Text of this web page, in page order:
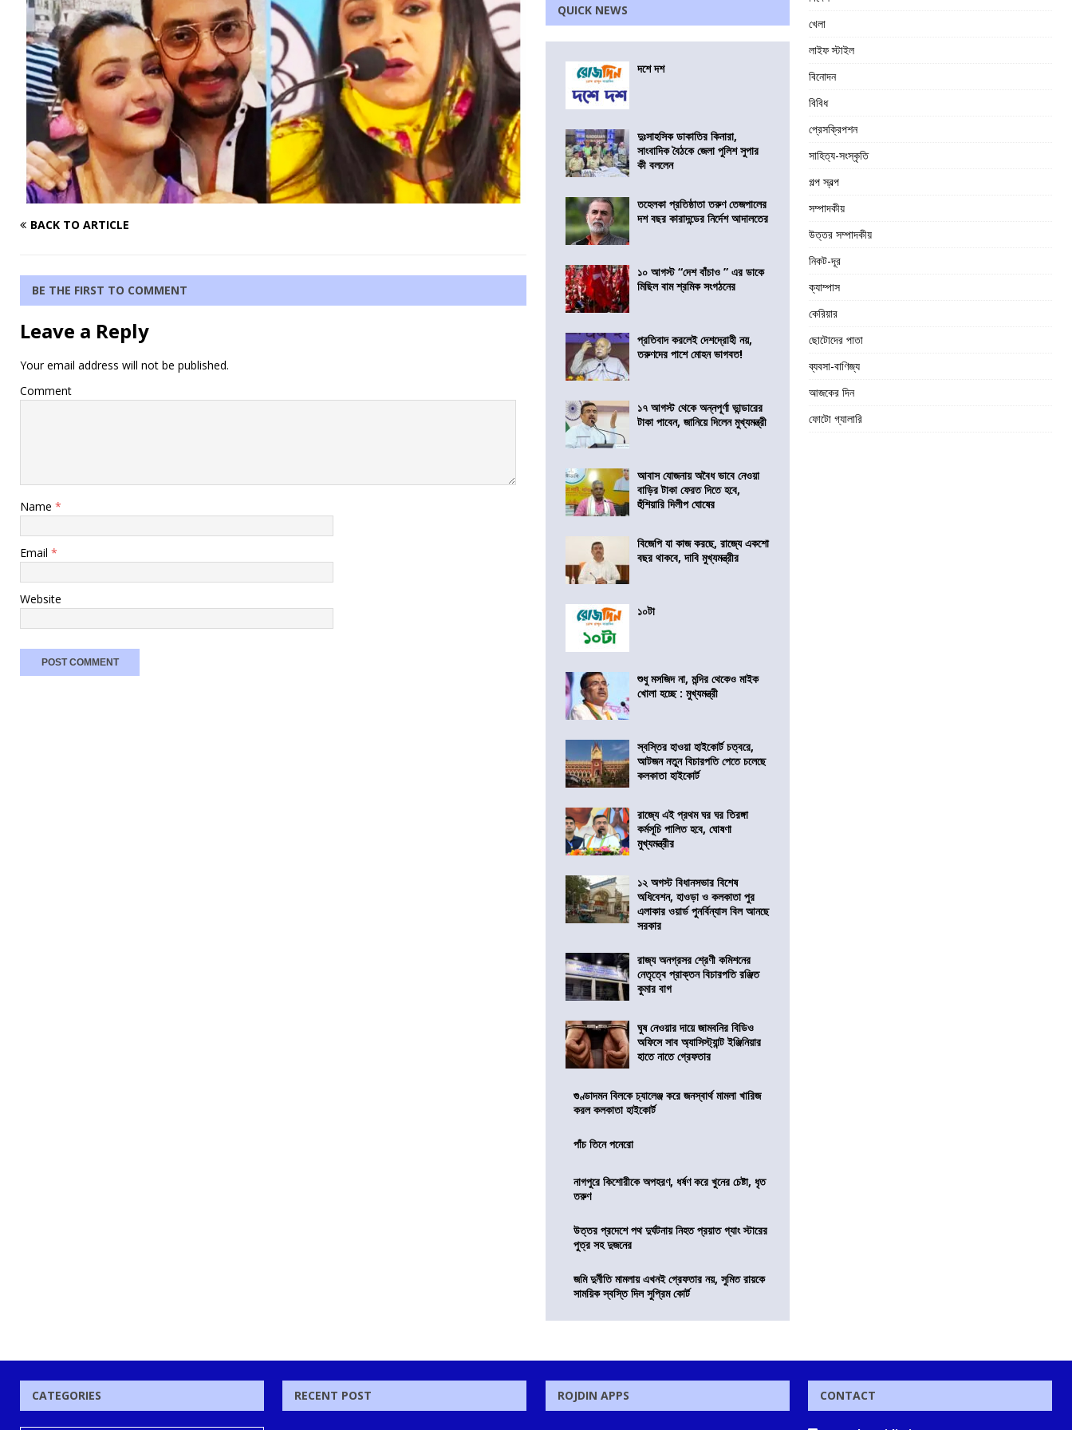
BACK TO ARTICLE
BE THE FIRST TO COMMENT
Leave a Reply
Your email address will not be published.
Comment
Name *
Email *
Website
QUICK NEWS
দশে দশ
দুঃসাহসিক ডাকাতির কিনারা,
সাংবাদিক বৈঠকে জেলা পুলিশ সুপার
কী বললেন
তহেলকা প্রতিষ্ঠাতা তরুণ তেজপালের
দশ বছর কারাদন্ডের নির্দেশ আদালতের
১০ আগস্ট “দেশ বাঁচাও ” এর ডাকে
মিছিল বাম শ্রমিক সংগঠনের
প্রতিবাদ করলেই দেশদ্রোহী নয়,
তরুণদের পাশে মোহন ভাগবত!
১৭ আগস্ট থেকে অন্নপূর্ণা ভান্ডারের
টাকা পাবেন, জানিয়ে দিলেন মুখ্যমন্ত্রী
আবাস যোজনায় অবৈধ ভাবে নেওয়া
বাড়ির টাকা ফেরত দিতে হবে,
হুঁশিয়ারি দিলীপ ঘোষের
বিজেপি যা কাজ করছে, রাজ্যে একশো
বছর থাকবে, দাবি মুখ্যমন্ত্রীর
১০টা
শুধু মসজিদ না, মন্দির থেকেও মাইক
খোলা হচ্ছে : মুখ্যমন্ত্রী
স্বস্তির হাওয়া হাইকোর্ট চত্বরে,
আটজন নতুন বিচারপতি পেতে চলেছে
কলকাতা হাইকোর্ট
রাজ্যে এই প্রথম ঘর ঘর তিরঙ্গা
কর্মসূচি পালিত হবে, ঘোষণা
মুখ্যমন্ত্রীর
১২ অগস্ট বিধানসভার বিশেষ
অধিবেশন, হাওড়া ও কলকাতা পুর
এলাকার ওয়ার্ড পুনর্বিন্যাস বিল আনছে
সরকার
রাজ্য অনগ্রসর শ্রেণী কমিশনের
নেতৃত্বে প্রাক্তন বিচারপতি রঞ্জিত
কুমার বাগ
ঘুষ নেওয়ার দায়ে জামবনির বিডিও
অফিসে সাব অ্যাসিস্ট্যান্ট ইঞ্জিনিয়ার
হাতে নাতে গ্রেফতার
গুণ্ডাদমন বিলকে চ্যালেঞ্জ করে জনস্বার্থ মামলা খারিজ
করল কলকাতা হাইকোর্ট
পাঁচ তিনে পনেরো
নাগপুরে কিশোরীকে অপহরণ, ধর্ষণ করে খুনের চেষ্টা, ধৃত
তরুণ
উত্তর প্রদেশে পথ দুর্ঘটনায় নিহত প্রয়াত গ্যাং স্টারের
পুত্র সহ দুজনের
জমি দুর্নীতি মামলায় এখনই গ্রেফতার নয়, সুমিত রায়কে
সাময়িক স্বস্তি দিল সুপ্রিম কোর্ট
খেলা
লাইফ স্টাইল
বিনোদন
বিবিধ
প্রেসক্রিপশন
সাহিত্য-সংস্কৃতি
গল্প স্বল্প
সম্পাদকীয়
উত্তর সম্পাদকীয়
নিকট-দূর
ক্যাম্পাস
কেরিয়ার
ছোটোদের পাতা
ব্যবসা-বাণিজ্য
আজকের দিন
ফোটো গ্যালারি
CATEGORIES RECENT POST ROJDIN APPS CONTACT